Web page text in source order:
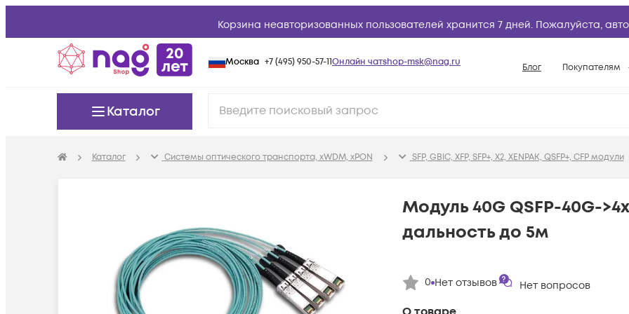
Корзина неавторизованных пользователей хранится 7 дней. Пожалуйста,
Москва +7 (495) 950-57-11Онлайн чатshop-msk@nag.ru Блог Покупателям
Условия
Возврат
Конфигураторы
Каталог
Каталог Системы оптического транспорта, xWDM, xPON SFP, GBIC, XFP, SFP+, X2, XENPAK, QSFP+, CFP модули
Модуль 40G QSFP-40G-
дальность до 5м
0 Нет отзывов Нет вопросов